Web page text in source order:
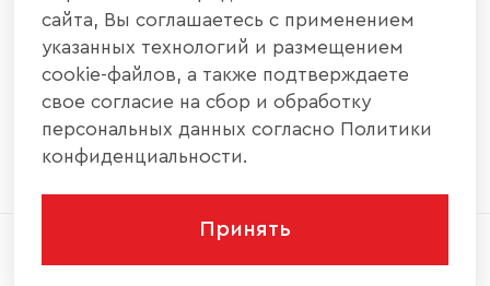
+7 800 700 20 58
440004, г. Пенза, ул. Рябова, д. 31
info@interier-center.ru
2026 © ООО «Интерьер Центр» - Все права
сайта, Вы соглашаетесь с применением
указанных технологий и размещением
cookie-файлов, а также подтверждаете
свое согласие на сбор и обработку
персональных данных согласно Политики
конфиденциальности.
Принять